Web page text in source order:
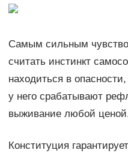
Самым сильным
считать инстинкт
находиться в
у него срабатывают
выживание любой
Конституция